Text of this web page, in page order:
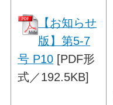
【お知らせ
版】第5-7
号 P10 [PDF形
式／192.5KB]